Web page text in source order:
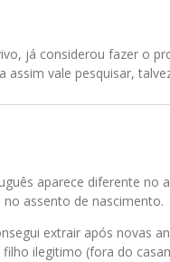
já considerou fazer o
assim vale pesquisar,
aparece diferente
assento de nascimento.
extrair após novas
ilegitimo (fora do